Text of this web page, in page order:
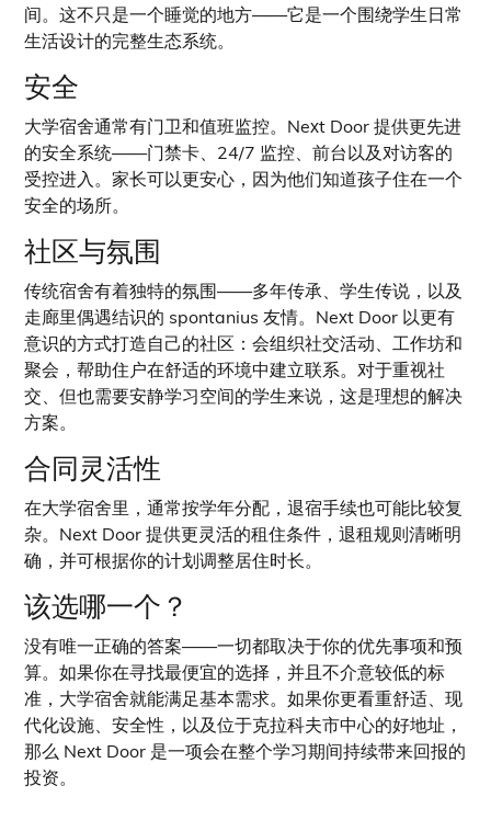
间。这不只是一个睡觉的地方——它是一个围绕学生日常
生活设计的完整生态系统。
安全
大学宿舍通常有门卫和值班监控。Next Door 提供更先进
的安全系统——门禁卡、24/7 监控、前台以及对访客的
受控进入。家长可以更安心，因为他们知道孩子住在一个
安全的场所。
社区与氛围
传统宿舍有着独特的氛围——多年传承、学生传说，以及
走廊里偶遇结识的 spontanius 友情。Next Door 以更有
意识的方式打造自己的社区：会组织社交活动、工作坊和
聚会，帮助住户在舒适的环境中建立联系。对于重视社
交、但也需要安静学习空间的学生来说，这是理想的解决
方案。
合同灵活性
在大学宿舍里，通常按学年分配，退宿手续也可能比较复
杂。Next Door 提供更灵活的租住条件，退租规则清晰明
确，并可根据你的计划调整居住时长。
该选哪一个？
没有唯一正确的答案——一切都取决于你的优先事项和预
算。如果你在寻找最便宜的选择，并且不介意较低的标
准，大学宿舍就能满足基本需求。如果你更看重舒适、现
代化设施、安全性，以及位于克拉科夫市中心的好地址，
那么 Next Door 是一项会在整个学习期间持续带来回报的
投资。